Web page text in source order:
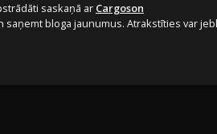
saskaņā ar Cargoson
saņemt bloga jaunumus. Atrakstīties var